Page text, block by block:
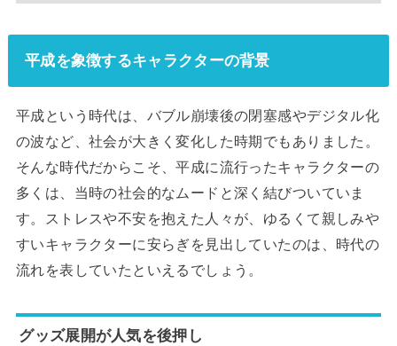
平成を象徴するキャラクターの背景
平成という時代は、バブル崩壊後の閉塞感やデジタル化
の波など、社会が大きく変化した時期でもありました。
そんな時代だからこそ、平成に流行ったキャラクターの
多くは、当時の社会的なムードと深く結びついていま
す。ストレスや不安を抱えた人々が、ゆるくて親しみや
すいキャラクターに安らぎを見出していたのは、時代の
流れを表していたといえるでしょう。
グッズ展開が人気を後押し